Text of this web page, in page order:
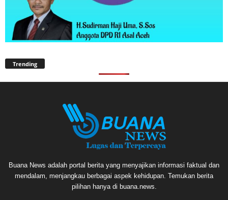
Trending
Buana News adalah portal berita yang menyajikan informasi faktual dan
mendalam, menjangkau berbagai aspek kehidupan. Temukan berita
pilihan hanya di buana.news.